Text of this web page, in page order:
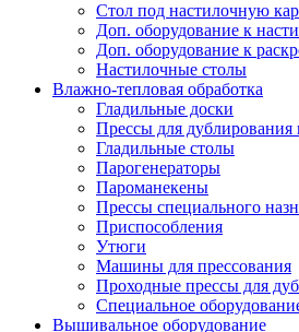
Стол под настилочную
Доп. оборудование к
Доп. оборудование к
Настилочные столы
Влажно-тепловая обработка
Гладильные доски
Прессы для дублирования
Гладильные столы
Парогенераторы
Пароманекены
Прессы специального
Приспособления
Утюги
Машины для прессования
Проходные прессы для
Специальное
Вышивальное оборудование